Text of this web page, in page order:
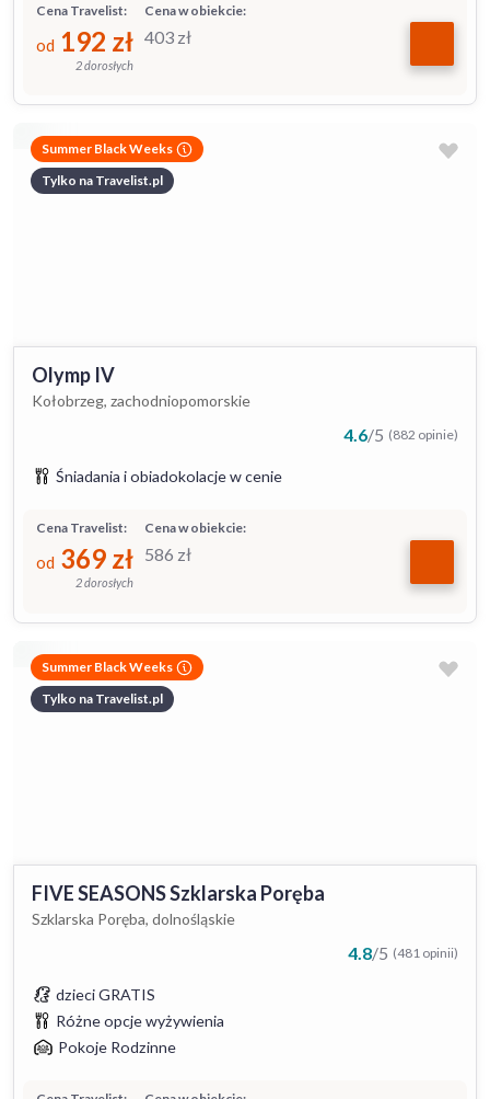
Cena w obiekcie:
403 zł
Cena Travelist:
od 192 zł
2 dorosłych
Summer Black Weeks
Tylko na Travelist.pl
Olymp IV
Kołobrzeg, zachodniopomorskie
4.6/5 (882 opinie)
Śniadania i obiadokolacje w cenie
Cena w obiekcie:
586 zł
Cena Travelist:
od 369 zł
2 dorosłych
Summer Black Weeks
Tylko na Travelist.pl
FIVE SEASONS Szklarska Poręba
Szklarska Poręba, dolnośląskie
4.8/5 (481 opinii)
dzieci GRATIS
Różne opcje wyżywienia
Pokoje Rodzinne